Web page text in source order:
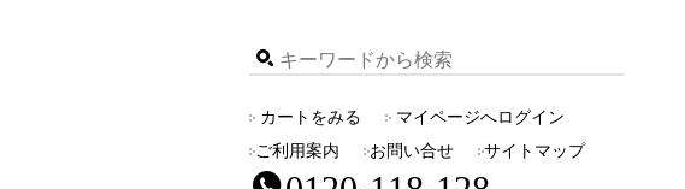
カートをみる
マイページへログイン
ご利用案内
お問い合せ サイトマップ